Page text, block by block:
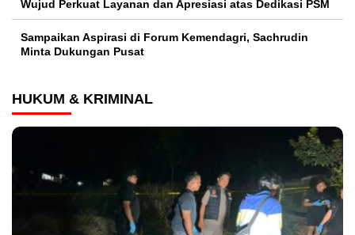
Wujud Perkuat Layanan dan Apresiasi atas Dedikasi PSM
Sampaikan Aspirasi di Forum Kemendagri, Sachrudin
Minta Dukungan Pusat
HUKUM & KRIMINAL